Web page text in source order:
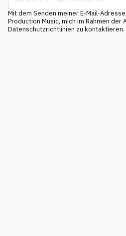
Mit dem Senden meiner E-Mail-
Production Music, mich im Rahmen der
Datenschutzrichtlinien zu kontaktieren.